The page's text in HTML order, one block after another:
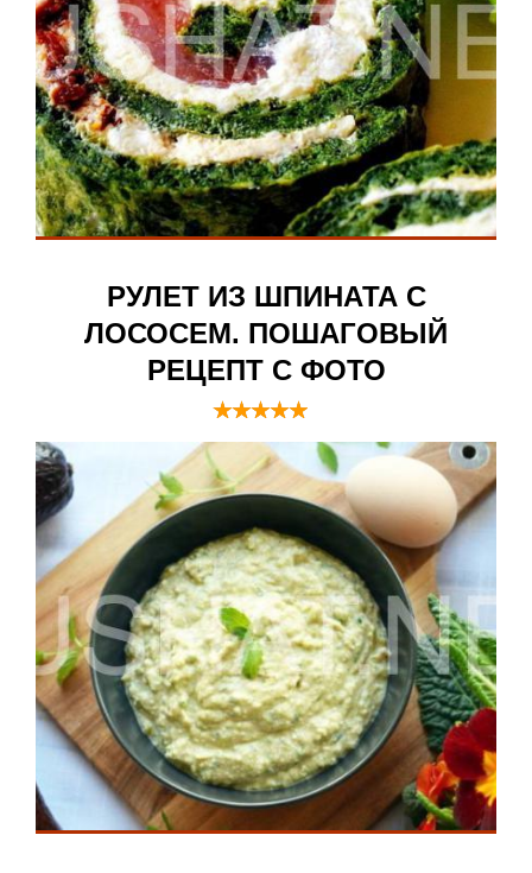
РУЛЕТ ИЗ ШПИНАТА С
ЛОСОСЕМ. ПОШАГОВЫЙ
РЕЦЕПТ С ФОТО